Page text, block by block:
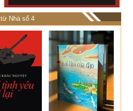
Nhà số 4